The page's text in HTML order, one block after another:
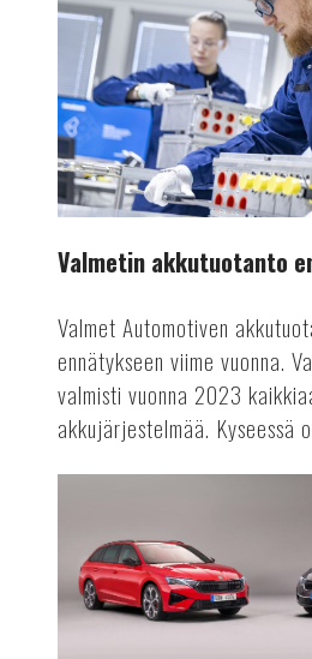
akkutuotanto
ennätykseen
Valmetin akkutuotanto
Valmet Automotiven
ennätykseen viime vuonna.
valmisti vuonna 2023
akkujärjestelmää. Kyseessä
vaikuttaa
rekisteröinteihin